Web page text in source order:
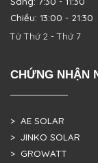
Chiều: 13:00 - 21:30
Từ Thứ 2 - Thứ 7
CHỨNG NHẬN
> AE SOLAR
> JINKO SOLAR
> GROWATT